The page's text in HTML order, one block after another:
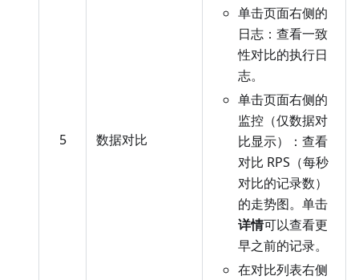
5 数据对比
单击页面右侧的
日志：查看一致
性对比的执行日
志。
单击页面右侧的
监控（仅数据对
比显示）：查看
对比 RPS（每秒
对比的记录数）
的走势图。单击
详情可以查看更
早之前的记录。
在对比列表右侧